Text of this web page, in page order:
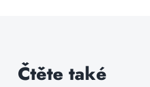
Čtěte také